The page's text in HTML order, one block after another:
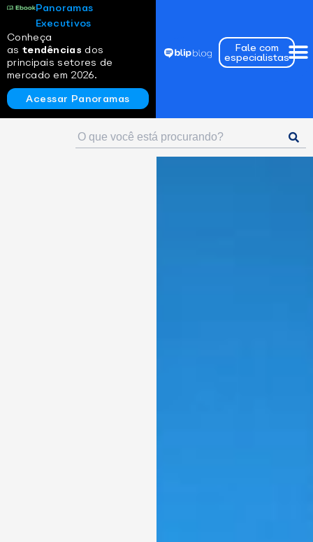
Panoramas
Executivos
Conheça
as tendências dos
principais setores de
mercado em 2026.
Acessar Panoramas
Fale com
especialistas